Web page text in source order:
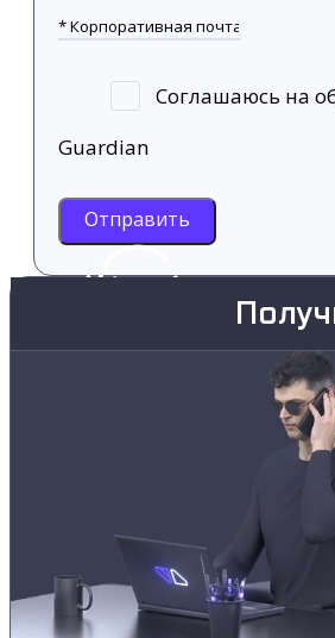
Соглашаюсь на
Guardian
Отправить